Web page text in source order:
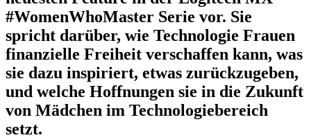
#WomenWhoMaster Serie vor. Sie
spricht darüber, wie Technologie Frauen
finanzielle Freiheit verschaffen kann, was
sie dazu inspiriert, etwas zurückzugeben,
und welche Hoffnungen sie in die Zukunft
von Mädchen im Technologiebereich
setzt.